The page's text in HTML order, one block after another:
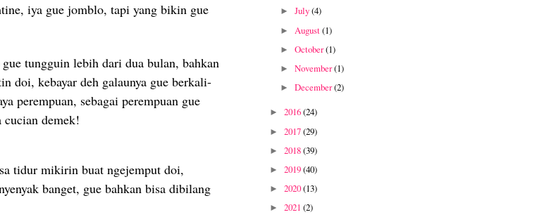
iya gue jomblo, tapi yang bikin gue
tungguin lebih dari dua bulan, bahkan
doi, kebayar deh galaunya gue berkali-
perempuan, sebagai perempuan gue
cucian demek!
tidur mikirin buat ngejemput doi,
banget, gue bahkan bisa dibilang
►July(4)
► August(1)
►October(1)
►November(1)
►December(2)
► 2016(24)
► 2017(29)
► 2018(39)
► 2019(40)
► 2020(13)
► 2021 (2)